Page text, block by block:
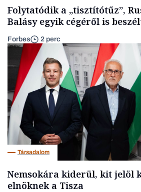
Folytatódik a „tisztítótűz”,
Balásy egyik cégéről is
Forbes 2 perc
Társadalom
Nemsokára kiderül, kit jelöl
elnöknek a Tisza